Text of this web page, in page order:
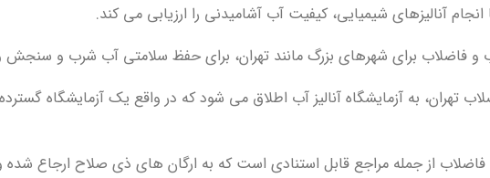
آنالیزهای شیمیایی، کیفیت آب آشامیدنی را ارزیابی می کند.
و فاضلاب برای شهرهای بزرگ مانند تهران، برای حفظ سلامتی آب شرب و
تهران، به آزمایشگاه آنالیز آب اطلاق می شود که در واقع یک
فاضلاب از جمله مراجع قابل استنادی است که به ارگان های ذی صلاح ارجاع